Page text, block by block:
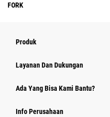
FORK
Produk
Layanan Dan Dukungan
Ada Yang Bisa Kami Bantu?
Info Perusahaan